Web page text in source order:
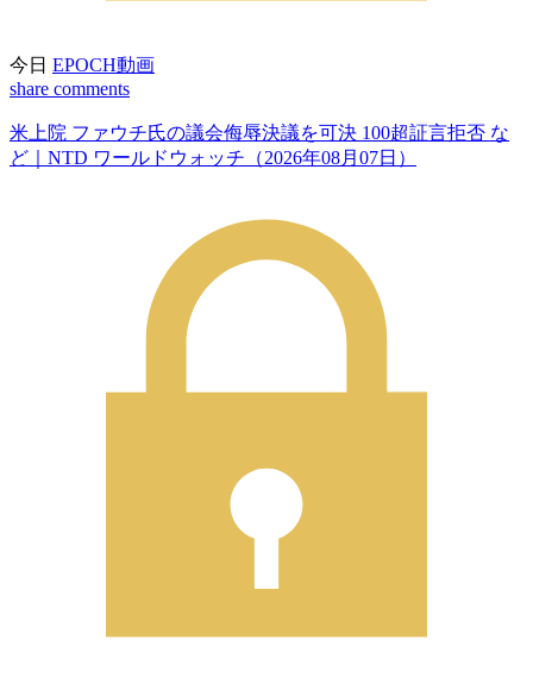
今日 EPOCH動画
share comments
米上院 ファウチ氏の議会侮辱決議を可決 100超証言拒否 な
ど｜NTD ワールドウォッチ（2026年08月07日）